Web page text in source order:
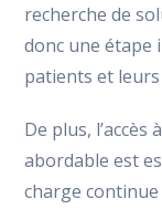
recherche de
donc une
patients et
De plus,
abordable est
charge continue